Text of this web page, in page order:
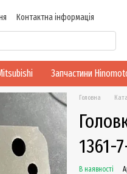
Контактна інформація
Запчастини
Головна
1361-
В наявності